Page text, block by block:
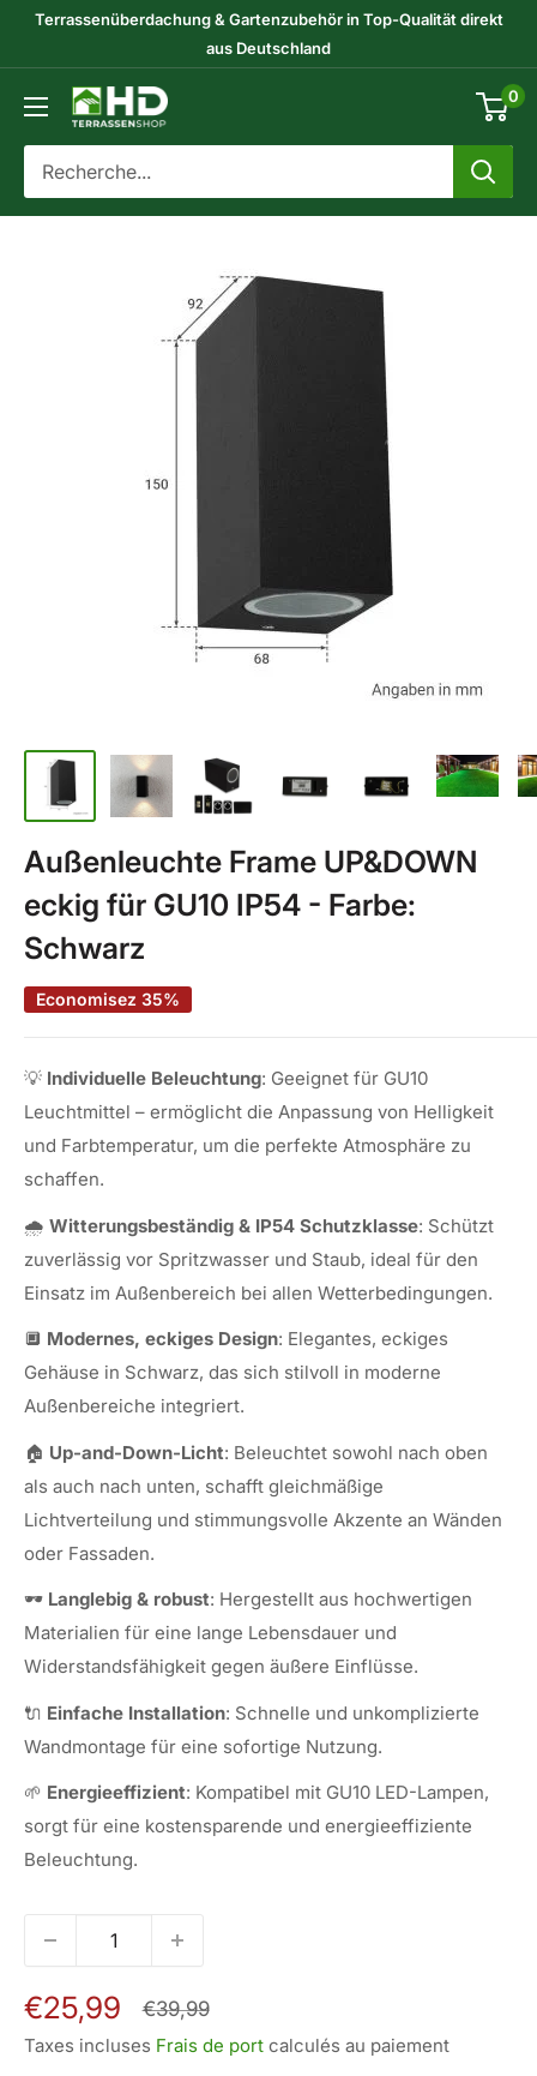
PasserTerrassenüberdachung & Gartenzubehör in Top-Qualität direkt
aus Deutschland
HD-
Terrassenshop
GmbH
0
Außenleuchte Frame UP&DOWN
eckig für GU10 IP54 - Farbe:
Schwarz
Economisez 35%
💡 Individuelle Beleuchtung: Geeignet für GU10
Leuchtmittel – ermöglicht die Anpassung von Helligkeit
und Farbtemperatur, um die perfekte Atmosphäre zu
schaffen.
🌧️ Witterungsbeständig & IP54 Schutzklasse: Schützt
zuverlässig vor Spritzwasser und Staub, ideal für den
Einsatz im Außenbereich bei allen Wetterbedingungen.
🔲 Modernes, eckiges Design: Elegantes, eckiges
Gehäuse in Schwarz, das sich stilvoll in moderne
Außenbereiche integriert.
🏠 Up-and-Down-Licht: Beleuchtet sowohl nach oben
als auch nach unten, schafft gleichmäßige
Lichtverteilung und stimmungsvolle Akzente an Wänden
oder Fassaden.
🕶️ Langlebig & robust: Hergestellt aus hochwertigen
Materialien für eine lange Lebensdauer und
Widerstandsfähigkeit gegen äußere Einflüsse.
🔌 Einfache Installation: Schnelle und unkomplizierte
Wandmontage für eine sofortige Nutzung.
🌱 Energieeffizient: Kompatibel mit GU10 LED-Lampen,
sorgt für eine kostensparende und energieeffiziente
Beleuchtung.
Prix
réduit
€25,99
Prix
normal
€39,99
Taxes incluses Frais de port calculés au paiement